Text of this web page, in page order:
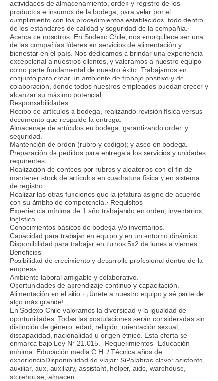
actividades de almacenamiento, orden y registro de los
productos e insumos de la bodega, para velar por el
cumplimiento con los procedimientos establecidos, todo dentro
de los estándares de calidad y seguridad de la compañía.·
Acerca de nosotros· En Sodexo Chile, nos enorgullece ser una
de las compañías líderes en servicios de alimentación y
bienestar en el país. Nos dedicamos a brindar una experiencia
excepcional a nuestros clientes, y valoramos a nuestro equipo
como parte fundamental de nuestro éxito. Trabajamos en
conjunto para crear un ambiente de trabajo positivo y de
colaboración, donde todos nuestros empleados puedan crecer y
alcanzar su máximo potencial.
Responsabilidades
Recibo de artículos a bodega, realizando revisión física versus
documento que respalde la entrega.
Almacenaje de artículos en bodega, garantizando orden y
seguridad.
Mantención de orden (rubro y código); y aseo en bodega.
Preparación de pedidos para entrega a los servicios y unidades
requirentes.
Realización de conteos por rubros y aleatorios con el fin de
mantener stock de artículos en cuadratura física y en sistema
de registro.
Realizar las otras funciones que la jefatura asigne de acuerdo
con su ámbito de competencia.· Requisitos
Experiencia mínima de 1 año trabajando en orden, inventarios,
logística.
Conocimientos básicos de bodega y/o inventarios.
Capacidad para trabajar en equipo y en un entorno dinámico.
Disponibilidad para trabajar en turnos 5x2 de lunes a viernes.·
Beneficios
Posibilidad de crecimiento y desarrollo profesional dentro de la
empresa.
Ambiente laboral amigable y colaborativo.
Oportunidades de aprendizaje continuo y capacitación.
Alimentación en el sitio.· ¡Únete a nuestro equipo y sé parte de
algo más grande!
En Sodexo Chile valoramos la diversidad y la igualdad de
oportunidades. Todas las postulaciones serán consideradas sin
distinción de género, edad, religión, orientación sexual,
discapacidad, nacionalidad u origen étnico. Esta oferta se
enmarca bajo Ley N° 21.015. -Requerimientos- Educación
mínima: Educación media C.H. / Técnica años de
experienciaDisponibilidad de viajar: SiPalabras clave: asistente,
auxiliar, aux, auxiliary, assistant, helper, aide, warehouse,
storehouse, almacen